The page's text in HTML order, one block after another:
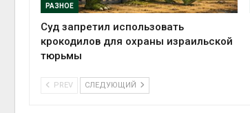
РАЗНОЕ
Суд запретил использовать
крокодилов для охраны израильской
тюрьмы
PREV СЛЕДУЮЩИЙ